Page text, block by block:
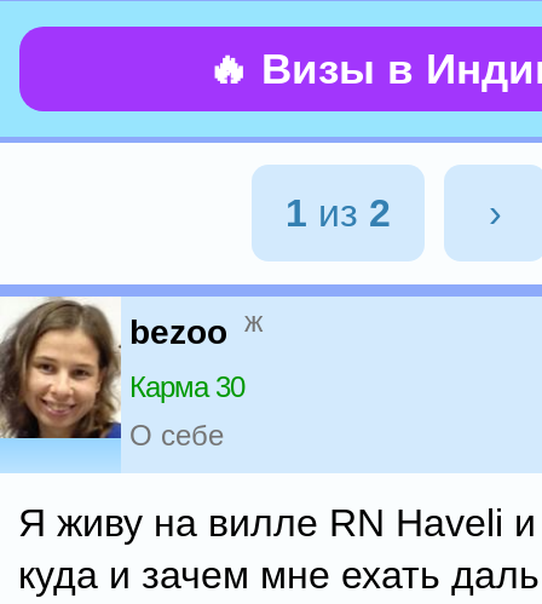
🔥 Визы в
1 из 2 ›
bezoo ж
Карма 30
О себе
Я живу на вилле RN Haveli
куда и зачем мне ехать